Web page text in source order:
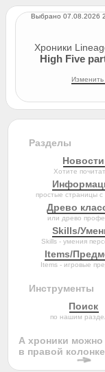
Выбрано 07.08.2026
Хроники
High Five
Изменить
Разделы
Новости
Хотите
простые страницы с
Древо
или древо
Skills/
Skills - умения
Items/
Items - игровые
Инструменты
Поиск
по нашим
А хроники
в правой